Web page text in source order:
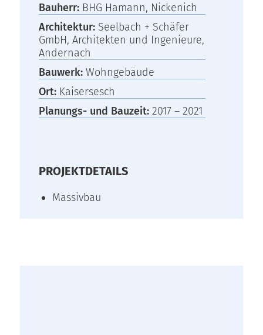
Bauherr: BHG Hamann, Nickenich
Architektur: Seelbach + Schäfer
GmbH, Architekten und Ingenieure,
Andernach
Bauwerk:Wohngebäude
Ort: Kaisersesch
Planungs- und Bauzeit:2017 – 2021
PROJEKTDETAILS
Massivbau